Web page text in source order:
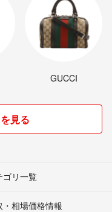
GUCCI
見る
ゴリ一覧
・相場価格情報